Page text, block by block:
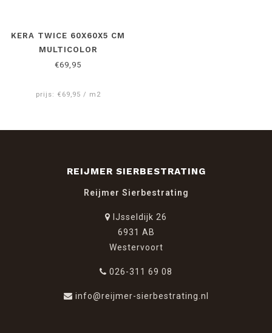
KERA TWICE 60X60X5 CM
MULTICOLOR
€69,95
prijs: €69,95 / m2
REIJMER SIERBESTRATING
Reijmer Sierbestrating
IJsseldijk 26
6931 AB
Westervoort
026-311 69 08
info@reijmer-sierbestrating.nl